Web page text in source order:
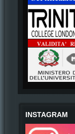
INSTAGRAM